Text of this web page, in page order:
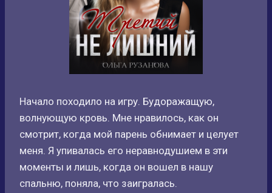
Начало походило на игру. Будоражащую,
волнующую кровь. Мне нравилось, как он
смотрит, когда мой парень обнимает и целует
меня. Я упивалась его неравнодушием в эти
моменты и лишь, когда он вошел в нашу
спальню, поняла, что заигралась.